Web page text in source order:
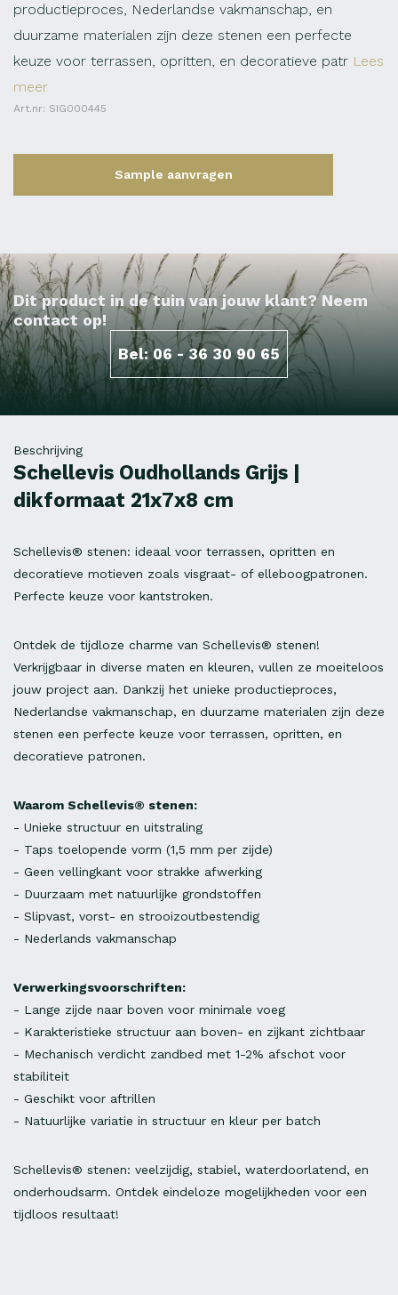
productieproces, Nederlandse vakmanschap, en
duurzame materialen zijn deze stenen een perfecte
keuze voor terrassen, opritten, en decoratieve patr Lees
meer
Art.nr: SIG000445
Sample aanvragen
Dit product in de tuin van jouw klant? Neem
contact op!
Bel: 06 - 36 30 90 65
Beschrijving
Schellevis Oudhollands Grijs |
dikformaat 21x7x8 cm
Schellevis® stenen: ideaal voor terrassen, opritten en
decoratieve motieven zoals visgraat- of elleboogpatronen.
Perfecte keuze voor kantstroken.
Ontdek de tijdloze charme van Schellevis® stenen!
Verkrijgbaar in diverse maten en kleuren, vullen ze moeiteloos
jouw project aan. Dankzij het unieke productieproces,
Nederlandse vakmanschap, en duurzame materialen zijn deze
stenen een perfecte keuze voor terrassen, opritten, en
decoratieve patronen.
Waarom Schellevis® stenen:
- Unieke structuur en uitstraling
- Taps toelopende vorm (1,5 mm per zijde)
- Geen vellingkant voor strakke afwerking
- Duurzaam met natuurlijke grondstoffen
- Slipvast, vorst- en strooizoutbestendig
- Nederlands vakmanschap
Verwerkingsvoorschriften:
- Lange zijde naar boven voor minimale voeg
- Karakteristieke structuur aan boven- en zijkant zichtbaar
- Mechanisch verdicht zandbed met 1-2% afschot voor
stabiliteit
- Geschikt voor aftrillen
- Natuurlijke variatie in structuur en kleur per batch
Schellevis® stenen: veelzijdig, stabiel, waterdoorlatend, en
onderhoudsarm. Ontdek eindeloze mogelijkheden voor een
tijdloos resultaat!